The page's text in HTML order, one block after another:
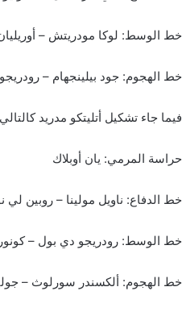
خط الوسط: لوكا مودريتش –
خط الهجوم: جود بيلينجهام –
فيما جاء تشكيل أتليتكو مدريد
حراسة المرمي: يان أوبلاك
خط الدفاع: ناويل مولينا – روبين لي
خط الوسط: رودريجو دي بول –
خط الهجوم: ألكسندر سورلوث –